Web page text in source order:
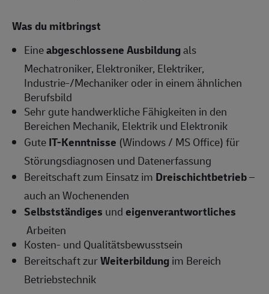
Was du mitbringst
Eineabgeschlossene Ausbildungals
Mechatroniker, Elektroniker, Elektriker,
Industrie-/Mechaniker oder in einem ähnlichen
Berufsbild
Sehr gute handwerkliche Fähigkeiten in den
Bereichen Mechanik, Elektrik und Elektronik
GuteIT-Kenntnisse (Windows / MS Office) für
Störungsdiagnosen und Datenerfassung
Bereitschaft zum Einsatz im Dreischichtbetrieb–
auch an Wochenenden
Selbstständiges undeigenverantwortliches
Arbeiten
Kosten- und Qualitätsbewusstsein
Bereitschaft zurWeiterbildungim Bereich
Betriebstechnik